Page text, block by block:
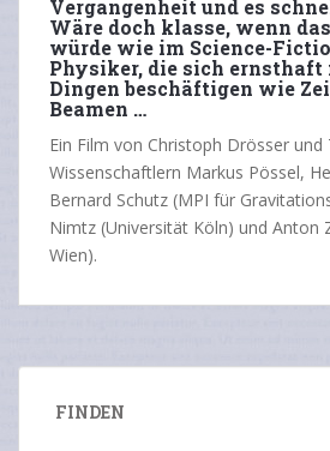
Vergangenheit und es
Wäre doch klasse, wenn
würde wie im Science-
Physiker, die sich ernsthaft
Dingen beschäftigen wie
Beamen …
Ein Film von Christoph Drösser
Wissenschaftlern Markus Pössel,
Bernard Schutz (MPI für
Nimtz (Universität Köln) und Anton
Wien).
FINDEN